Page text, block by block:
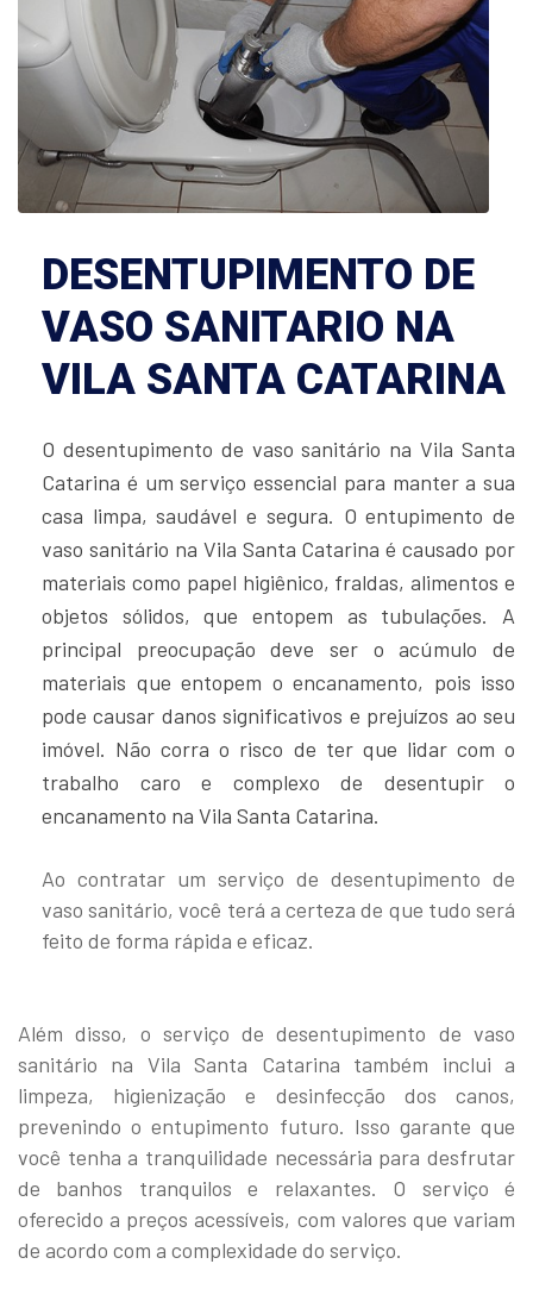
DESENTUPIMENTO DE
VASO SANITARIO NA
VILA SANTA CATARINA
O desentupimento de vaso sanitário na Vila Santa
Catarina é um serviço essencial para manter a sua
casa limpa, saudável e segura. O entupimento de
vaso sanitário na Vila Santa Catarina é causado por
materiais como papel higiênico, fraldas, alimentos e
objetos sólidos, que entopem as tubulações. A
principal preocupação deve ser o acúmulo de
materiais que entopem o encanamento, pois isso
pode causar danos significativos e prejuízos ao seu
imóvel. Não corra o risco de ter que lidar com o
trabalho caro e complexo de desentupir o
encanamento na Vila Santa Catarina.
Ao contratar um serviço de desentupimento de
vaso sanitário, você terá a certeza de que tudo será
feito de forma rápida e eficaz.
Além disso, o serviço de desentupimento de vaso
sanitário na Vila Santa Catarina também inclui a
limpeza, higienização e desinfecção dos canos,
prevenindo o entupimento futuro. Isso garante que
você tenha a tranquilidade necessária para desfrutar
de banhos tranquilos e relaxantes. O serviço é
oferecido a preços acessíveis, com valores que variam
de acordo com a complexidade do serviço.